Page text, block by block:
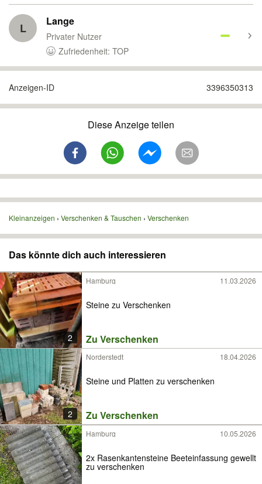
L Lange
Privater Nutzer
Zufriedenheit: TOP
Anzeigen-ID 3396350313
Diese Anzeige teilen
Kleinanzeigen Verschenken & Tauschen Verschenken
Das könnte dich auch interessieren
2
Hamburg 11.03.2026
Steine zu Verschenken
Zu Verschenken
2
Norderstedt 18.04.2026
Steine und Platten zu verschenken
Zu Verschenken
Hamburg 10.05.2026
2x Rasenkantensteine Beeteinfassung gewellt
zu verschenken